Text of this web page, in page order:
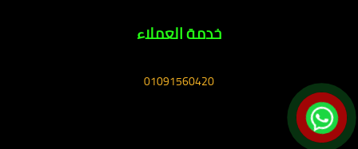
خدمة العملاء
01091560420